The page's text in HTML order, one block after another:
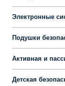
Электронные
Подушки
Активная и
Детская